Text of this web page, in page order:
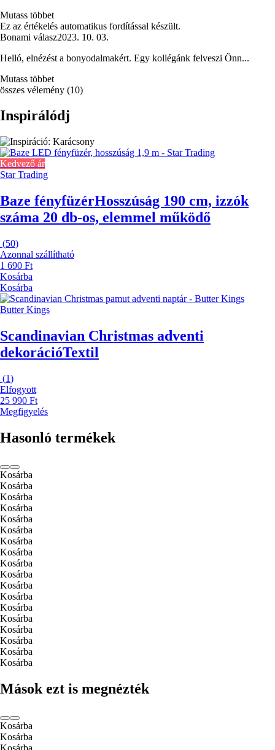
Mutass többet
Ez az értékelés automatikus fordítással készült.
Bonami válasz2023. 10. 03.
Helló, elnézést a bonyodalmakért. Egy kollégánk felveszi Önn...
Mutass többet
összes vélemény (10)
Inspirálódj
Kedvező ár
Star Trading
Baze fényfüzérHosszúság 190 cm, izzók
száma 20 db-os, elemmel működő
(50)
Azonnal szállítható
1 690 Ft
Kosárba
Kosárba
Butter Kings
Scandinavian Christmas adventi
dekorációTextil
(1)
Elfogyott
25 990 Ft
Megfigyelés
Hasonló termékek
Kosárba
Kosárba
Kosárba
Kosárba
Kosárba
Kosárba
Kosárba
Kosárba
Kosárba
Kosárba
Kosárba
Kosárba
Kosárba
Kosárba
Kosárba
Kosárba
Kosárba
Kosárba
Mások ezt is megnézték
Kosárba
Kosárba
Kosárba